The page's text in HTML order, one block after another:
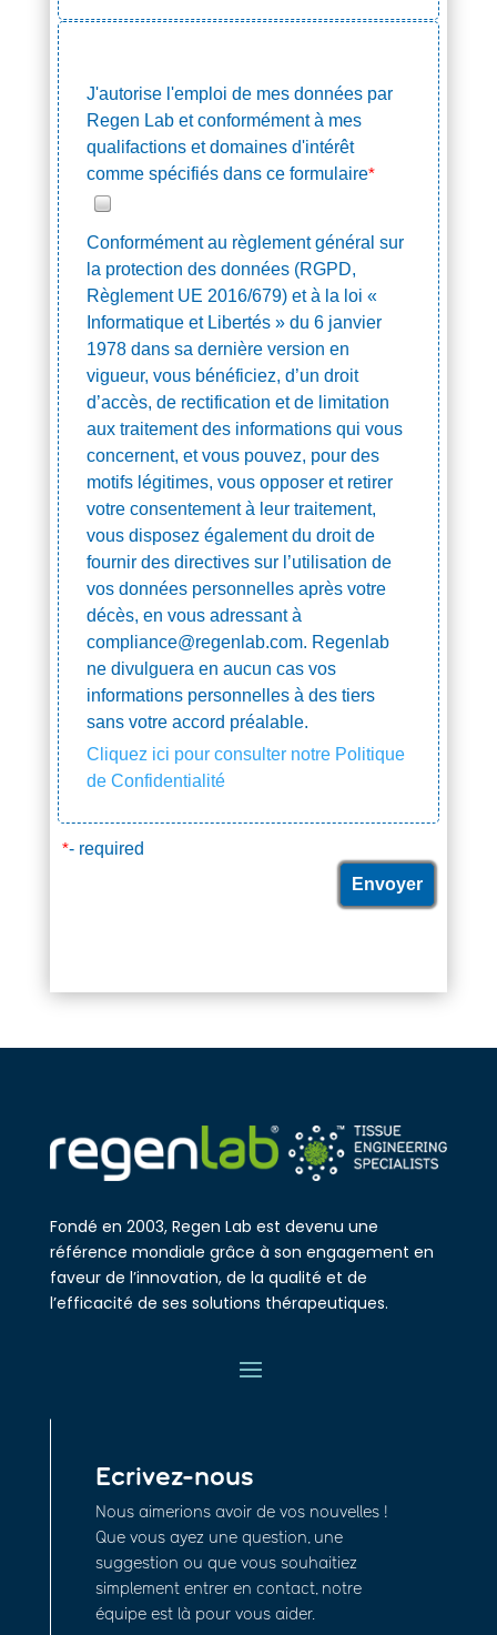
J'autorise l'emploi de mes données par
Regen Lab et conformément à mes
qualifactions et domaines d'intérêt
comme spécifiés dans ce formulaire*
Conformément au règlement général sur
la protection des données (RGPD,
Règlement UE 2016/679) et à la loi «
Informatique et Libertés » du 6 janvier
1978 dans sa dernière version en
vigueur, vous bénéficiez, d’un droit
d’accès, de rectification et de limitation
aux traitement des informations qui vous
concernent, et vous pouvez, pour des
motifs légitimes, vous opposer et retirer
votre consentement à leur traitement,
vous disposez également du droit de
fournir des directives sur l’utilisation de
vos données personnelles après votre
décès, en vous adressant à
compliance@regenlab.com. Regenlab
ne divulguera en aucun cas vos
informations personnelles à des tiers
sans votre accord préalable.
Cliquez ici pour consulter notre Politique
de Confidentialité
*- required
Fondé en 2003, Regen Lab est devenu une
référence mondiale grâce à son engagement en
faveur de l’innovation, de la qualité et de
l’efficacité de ses solutions thérapeutiques.
Ecrivez-nous
Nous aimerions avoir de vos nouvelles !
Que vous ayez une question, une
suggestion ou que vous souhaitiez
simplement entrer en contact, notre
équipe est là pour vous aider.